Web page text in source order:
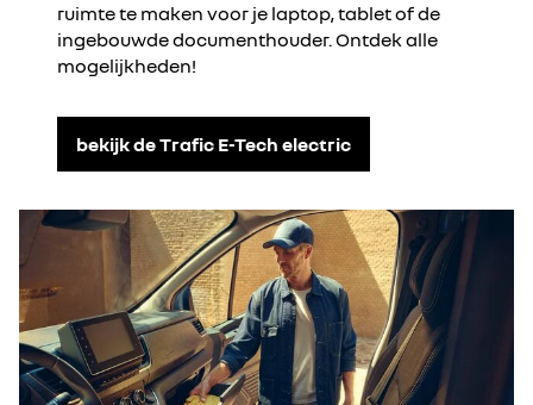
ruimte te maken voor je laptop, tablet of de
ingebouwde documenthouder. Ontdek alle
mogelijkheden!
bekijk de Trafic E-Tech electric